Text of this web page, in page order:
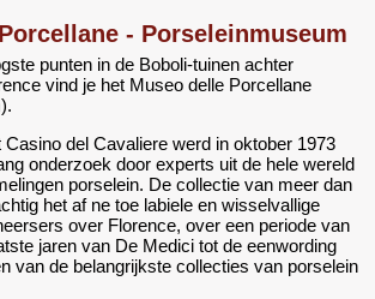
- Porseleinmuseum
punten in de Boboli-tuinen achter
vind je het Museo delle Porcellane
del Cavaliere werd in oktober 1973
onderzoek door experts uit de hele wereld
porselein. De collectie van meer dan
het af ne toe labiele en wisselvallige
over Florence, over een periode van
jaren van De Medici tot de eenwording
van de belangrijkste collecties van porselein